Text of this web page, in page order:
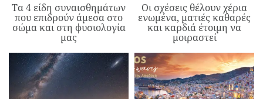
Τα 4 είδη συναισθημάτων
που επιδρούν άμεσα στο
σώμα και στη φυσιολογία
μας
Οι σχέσεις θέλουν χέρια
ενωμένα, ματιές καθαρές
και καρδιά έτοιμη να
μοιραστεί